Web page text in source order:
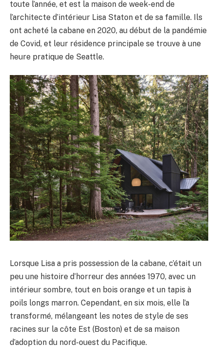
toute l’année, et est la maison de week-end de
l’architecte d’intérieur Lisa Staton et de sa famille. Ils
ont acheté la cabane en 2020, au début de la pandémie
de Covid, et leur résidence principale se trouve à une
heure pratique de Seattle.
Lorsque Lisa a pris possession de la cabane, c’était un
peu une histoire d’horreur des années 1970, avec un
intérieur sombre, tout en bois orange et un tapis à
poils longs marron. Cependant, en six mois, elle l’a
transformé, mélangeant les notes de style de ses
racines sur la côte Est (Boston) et de sa maison
d’adoption du nord-ouest du Pacifique.